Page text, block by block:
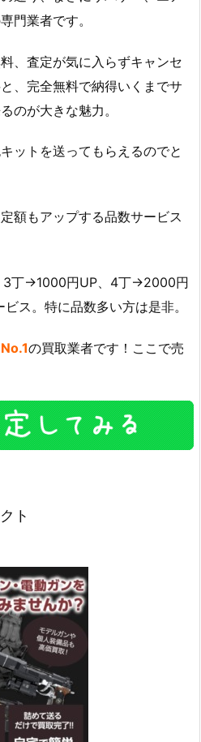
門業者です。
、査定が気に入らずキャンセ
、完全無料で納得いくまでサ
のが大きな魅力。
ットを送ってもらえるのでと
額もアップする品数サービス
3丁→1000円UP、4丁→2000円
ス。特に品数多い方は是非。
の買取業者です！ここで売
ト